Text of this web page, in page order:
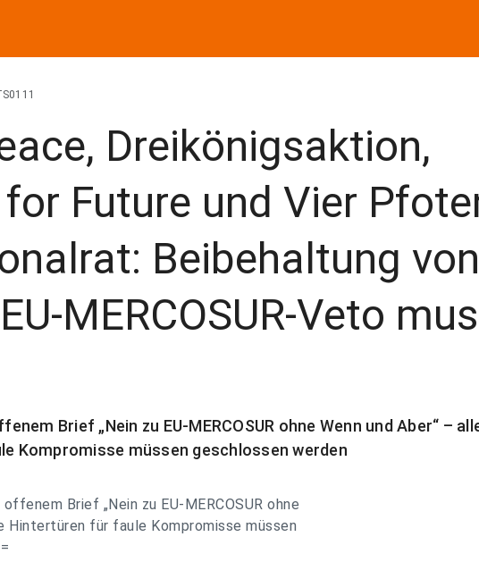
Dreikönigsaktion,
Future und Vier
Beibehaltung von
MERCOSUR-Veto
Brief „Nein zu EU-MERCOSUR ohne Wenn und Aber“ –
Kompromisse müssen geschlossen werden
Brief „Nein zu EU-MERCOSUR ohne
Hintertüren für faule Kompromisse müssen